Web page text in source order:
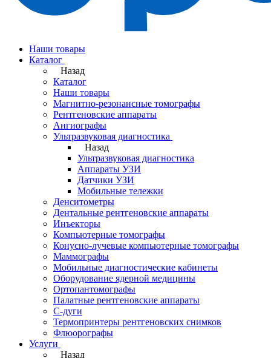
Наши товары
Каталог
Назад
Каталог
Наши товары
Магнитно-резонансные томографы
Рентгеновские аппараты
Ангиографы
Ультразвуковая диагностика
Назад
Ультразвуковая диагностика
Аппараты УЗИ
Датчики УЗИ
Мобильные тележки
Денситометры
Дентальные рентгеновские аппараты
Инъекторы
Компьютерные томографы
Конусно-лучевые компьютерные томографы
Маммографы
Мобильные диагностические кабинеты
Оборудование ядерной медицины
Ортопантомографы
Палатные рентгеновские аппараты
С-дуги
Термопринтеры рентгеновских снимков
Флюорографы
Услуги
Назад